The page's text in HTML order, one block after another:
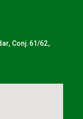
Conj.61/62,